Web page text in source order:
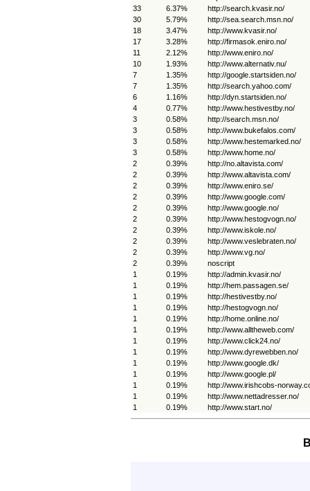
33
6.37%
http://search.kvasir.no/
30
5.79%
http://sea.search.msn.no/
18
3.47%
http://www.kvasir.no/
17
3.28%
http://firmasok.eniro.no/
11
2.12%
http://www.eniro.no/
10
1.93%
http://www.alternativ.nu/
7
1.35%
http://google.startsiden.no/
7
1.35%
http://search.yahoo.com/
6
1.16%
http://dyn.startsiden.no/
4
0.77%
http://www.hestivestby.no/
3
0.58%
http://search.msn.no/
3
0.58%
http://www.bukefalos.com/
3
0.58%
http://www.hestemarked.no/
3
0.58%
http://www.home.no/
2
0.39%
http://no.altavista.com/
2
0.39%
http://www.altavista.com/
2
0.39%
http://www.eniro.se/
2
0.39%
http://www.google.com/
2
0.39%
http://www.google.no/
2
0.39%
http://www.hestogvogn.no/
2
0.39%
http://www.iskole.no/
2
0.39%
http://www.veslebraten.no/
2
0.39%
http://www.vg.no/
2
0.39%
noscript
1
0.19%
http://admin.kvasir.no/
1
0.19%
http://hem.passagen.se/
1
0.19%
http://hestivestby.no/
1
0.19%
http://hestogvogn.no/
1
0.19%
http://home.online.no/
1
0.19%
http://www.alltheweb.com/
1
0.19%
http://www.click24.no/
1
0.19%
http://www.dyrewebben.no/
1
0.19%
http://www.google.dk/
1
0.19%
http://www.google.pl/
1
0.19%
http://www.irishcobs-
1
0.19%
http://www.nettadresser.no/
1
0.19% http://www.start.no/